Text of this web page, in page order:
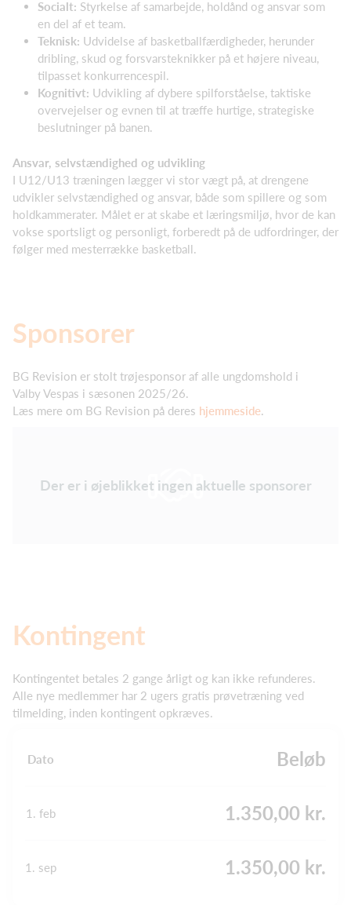
Socialt: Styrkelse af samarbejde, holdånd og ansvar som
en del af et team.
Teknisk: Udvidelse af basketballfærdigheder, herunder
dribling, skud og forsvarsteknikker på et højere niveau,
tilpasset konkurrencespil.
Kognitivt: Udvikling af dybere spilforståelse, taktiske
overvejelser og evnen til at træffe hurtige, strategiske
beslutninger på banen.
Ansvar, selvstændighed og udvikling
I U12/U13 træningen lægger vi stor vægt på, at drengene
udvikler selvstændighed og ansvar, både som spillere og som
holdkammerater. Målet er at skabe et læringsmiljø, hvor de kan
vokse sportsligt og personligt, forberedt på de udfordringer, der
følger med mesterrække basketball.
Sponsorer
BG Revision er stolt trøjesponsor af alle ungdomshold i
Valby Vespas i sæsonen 2025/26.
Læs mere om BG Revision på deres hjemmeside.
Der er i øjeblikket ingen aktuelle sponsorer
Kontingent
Kontingentet betales 2 gange årligt og kan ikke refunderes.
Alle nye medlemmer har 2 ugers gratis prøvetræning ved
tilmelding, inden kontingent opkræves.
Dato Beløb
1. feb 1.350,00 kr.
1. sep 1.350,00 kr.